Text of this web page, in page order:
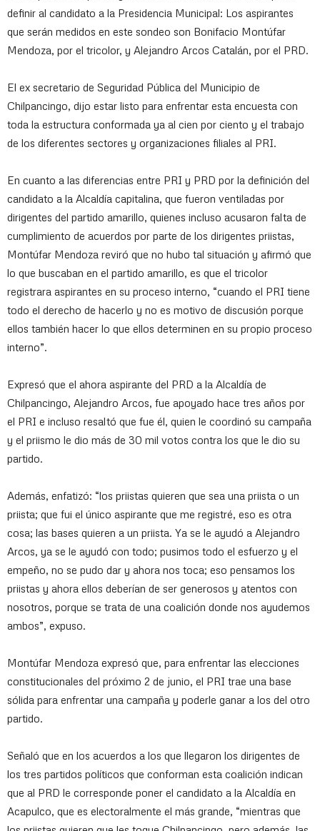
definir al candidato a la Presidencia Municipal: Los aspirantes
que serán medidos en este sondeo son Bonifacio Montúfar
Mendoza, por el tricolor, y Alejandro Arcos Catalán, por el PRD.
El ex secretario de Seguridad Pública del Municipio de
Chilpancingo, dijo estar listo para enfrentar esta encuesta con
toda la estructura conformada ya al cien por ciento y el trabajo
de los diferentes sectores y organizaciones filiales al PRI.
En cuanto a las diferencias entre PRI y PRD por la definición del
candidato a la Alcaldía capitalina, que fueron ventiladas por
dirigentes del partido amarillo, quienes incluso acusaron falta de
cumplimiento de acuerdos por parte de los dirigentes priistas,
Montúfar Mendoza reviró que no hubo tal situación y afirmó que
lo que buscaban en el partido amarillo, es que el tricolor
registrara aspirantes en su proceso interno, “cuando el PRI tiene
todo el derecho de hacerlo y no es motivo de discusión porque
ellos también hacer lo que ellos determinen en su propio proceso
interno”.
Expresó que el ahora aspirante del PRD a la Alcaldía de
Chilpancingo, Alejandro Arcos, fue apoyado hace tres años por
el PRI e incluso resaltó que fue él, quien le coordinó su campaña
y el priismo le dio más de 30 mil votos contra los que le dio su
partido.
Además, enfatizó: “los priistas quieren que sea una priista o un
priista; que fui el único aspirante que me registré, eso es otra
cosa; las bases quieren a un priista. Ya se le ayudó a Alejandro
Arcos, ya se le ayudó con todo; pusimos todo el esfuerzo y el
empeño, no se pudo dar y ahora nos toca; eso pensamos los
priistas y ahora ellos deberían de ser generosos y atentos con
nosotros, porque se trata de una coalición donde nos ayudemos
ambos”, expuso.
Montúfar Mendoza expresó que, para enfrentar las elecciones
constitucionales del próximo 2 de junio, el PRI trae una base
sólida para enfrentar una campaña y poderle ganar a los del otro
partido.
Señaló que en los acuerdos a los que llegaron los dirigentes de
los tres partidos políticos que conforman esta coalición indican
que al PRD le corresponde poner el candidato a la Alcaldía en
Acapulco, que es electoralmente el más grande, “mientras que